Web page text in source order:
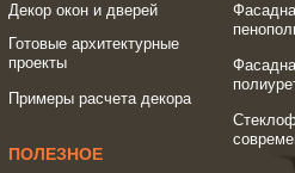
Декор окон и дверей
Готовые архитектурные
проекты
Примеры расчета декора
ПОЛЕЗНОЕ